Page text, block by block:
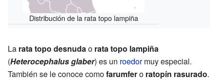
Distribución de la rata topo lampiña
La rata topo desnudao rata topo lampiña
(Heterocephalus glaber) es un roedormuy especial.
También se le conoce comofarumfero ratopín rasurado.